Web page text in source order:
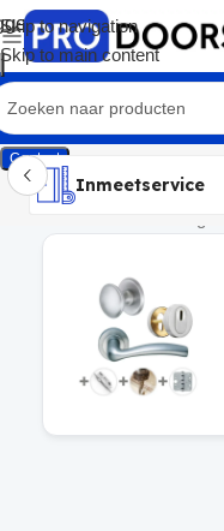
Skip to navigation
Skip to main content
Contact
Inmeetservice
Montageservice
Advies op maat
Showroom
Inmeetservice